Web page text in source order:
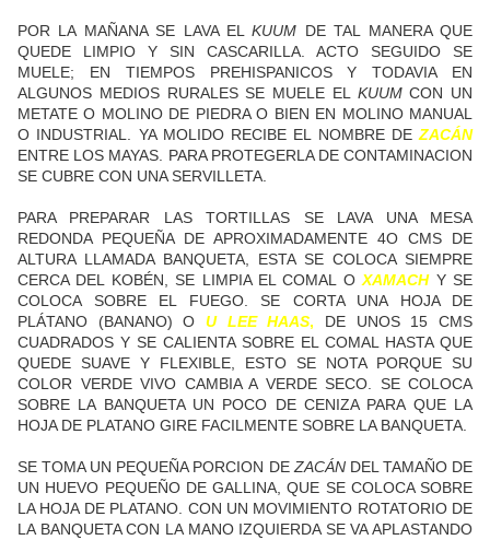
POR LA MAÑANA SE LAVA ELKUUM DE TAL MANERA QUE
QUEDE LIMPIO Y SIN CASCARILLA. ACTO SEGUIDO SE
MUELE; EN TIEMPOS PREHISPANICOS Y TODAVIA EN
ALGUNOS MEDIOS RURALES SE MUELE EL KUUMCON UN
METATE O MOLINO DE PIEDRA O BIEN EN MOLINO MANUAL
O INDUSTRIAL. YA MOLIDO RECIBE EL NOMBRE DE ZACÁN
ENTRE LOS MAYAS. PARA PROTEGERLA DE CONTAMINACION
SE CUBRE CON UNA SERVILLETA.
PARA PREPARAR LAS TORTILLAS SE LAVA UNA MESA
REDONDA PEQUEÑA DE APROXIMADAMENTE 4O CMS DE
ALTURA LLAMADA BANQUETA, ESTA SE COLOCA SIEMPRE
CERCA DEL KOBÉN, SE LIMPIA EL COMAL OXAMACHY SE
COLOCA SOBRE EL FUEGO. SE CORTA UNA HOJA DE
PLÁTANO (BANANO) O U LEE HAAS, DE UNOS 15 CMS
CUADRADOS Y SE CALIENTA SOBRE EL COMAL HASTA QUE
QUEDE SUAVE Y FLEXIBLE, ESTO SE NOTA PORQUE SU
COLOR VERDE VIVO CAMBIA A VERDE SECO. SE COLOCA
SOBRE LA BANQUETA UN POCO DE CENIZA PARA QUE LA
HOJA DE PLATANO GIRE FACILMENTE SOBRE LA BANQUETA.
SE TOMA UN PEQUEÑA PORCION DE ZACÁNDEL TAMAÑO DE
UN HUEVO PEQUEÑO DE GALLINA, QUE SE COLOCA SOBRE
LA HOJA DE PLATANO. CON UN MOVIMIENTO ROTATORIO DE
LA BANQUETA CON LA MANO IZQUIERDA SE VA APLASTANDO